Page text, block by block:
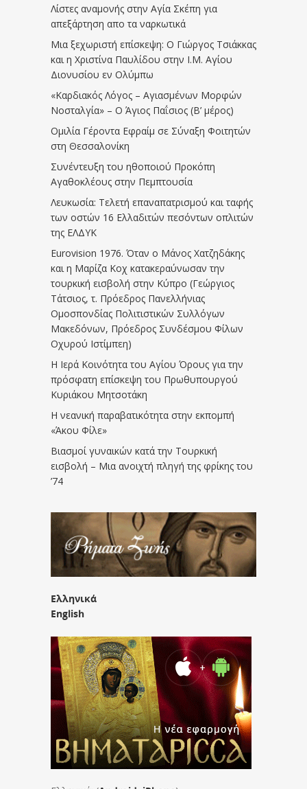
Λίστες αναμονής στην Αγία Σκέπη για
απεξάρτηση απο τα ναρκωτικά
Μια ξεχωριστή επίσκεψη: Ο Γιώργος Τσιάκκας
και η Χριστίνα Παυλίδου στην Ι.Μ. Αγίου
Διονυσίου εν Ολύμπω
«Καρδιακός Λόγος – Αγιασμένων Μορφών
Νοσταλγία» – Ο Άγιος Παΐσιος (Β’ μέρος)
Ομιλία Γέροντα Εφραίμ σε Σύναξη Φοιτητών
στη Θεσσαλονίκη
Συνέντευξη του ηθοποιού Προκόπη
Αγαθοκλέους στην Πεμπτουσία
Λευκωσία: Τελετή επαναπατρισμού και ταφής
των οστών 16 Ελλαδιτών πεσόντων οπλιτών
της ΕΛΔΥΚ
Eurovision 1976. Όταν ο Μάνος Χατζηδάκης
και η Μαρίζα Κοχ κατακεραύνωσαν την
τουρκική εισβολή στην Κύπρο (Γεώργιος
Τάτσιος, τ. Πρόεδρος Πανελλήνιας
Ομοσπονδίας Πολιτιστικών Συλλόγων
Μακεδόνων, Πρόεδρος Συνδέσμου Φίλων
Οχυρού Ιστίμπεη)
Η Ιερά Κοινότητα του Αγίου Όρους για την
πρόσφατη επίσκεψη του Πρωθυπουργού
Κυριάκου Μητσοτάκη
Η νεανική παραβατικότητα στην εκπομπή
«Άκου Φίλε»
Βιασμοί γυναικών κατά την Τουρκική
εισβολή – Μια ανοιχτή πληγή της φρίκης του
’74
Ελληνικά
English